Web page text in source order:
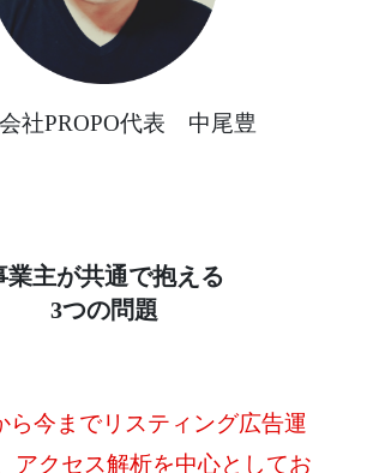
社PROPO代表 中尾豊
業主が共通で抱える
3つの問題
ら今までリスティング広告運
アクセス解析を中心としてお